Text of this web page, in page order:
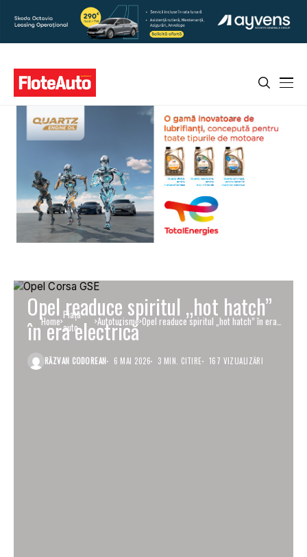
Home Piaţa
auto
Autoturisme Opel readuce spiritul „hot hatch” în era
Opel readuce spiritul „hot hatch”
în era electrică
RĂZVAN CODOREAN 6 MAI 2026 3 MIN. CITIRE 167 VIZUALIZĂRI